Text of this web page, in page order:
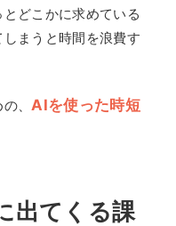
どこかに求めている
まうと時間を浪費す
の、AIを使った時短
出てくる課